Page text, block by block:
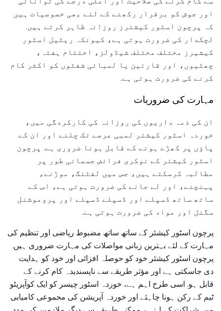
اور جوش کو برقرار رکھنے کے لئے بھی خصوصیات ہیں
کہ پرچون اسٹور کیشئرز روزانہ ظاہر کرتے ہیں.
لچکدار کی ضرورت ہوتی ہے، کیونکہ ریٹیل اسٹور
کیشیرز مختلف مختلف شیڈولز، اختتام ہفتہ،
چھٹیوں، اور قارئین یا لمبائی شفٹوں کو اکثر کام
کرنے کی ضرورت ہوتی ہے.
مہارت کی ضروریات
ان کی ذمہ داریوں کی روزانہ کی کارکردگی میں،
خوردہ اسٹور کیشئر لمبی عرصے تک چلنے اور ان کے
پاؤں پر کھڑے ہونے کے قابل ہونا ضروری ہے. پرچون
اسٹور کیشئر کے نوکری فرائض جسمانی طور پر
مطالبہ کرسکتے ہیں، جس میں لفٹنگ، موڑنے،
پہنچنے، اور لے جانے کی ضرورت ہوتی ہے، اس کے
ساتھ ساتھ ڈسپلے اور ڈسپلے ڈسپلے اور پروموشنل
سگنل اور مواد کی ضرورت ہوتی ہے.
پرچون اسٹور کیشئر کے ساتھ ساتھ مضبوط ریاضی اور تنظیم کی
مہارت کے لئے بہترین زبانی مواصلات کی مہارت ضروری ہیں.
پرچون اسٹور کیشئر خود کو حوصلہ افزائی اور خود کو ہدایت
دی جاسکتی ہے اور مؤثر طریقے سے ناپسندیدہ کام کرنے کے
قابل ہو. اسی طرح اہم ہے، خوردہ اسٹور چیسر کو ایک کوآپریٹو
ٹیم کے رکن ہونا چاہئے اور خوردہ آپریشن کی مجموعی کامیابی